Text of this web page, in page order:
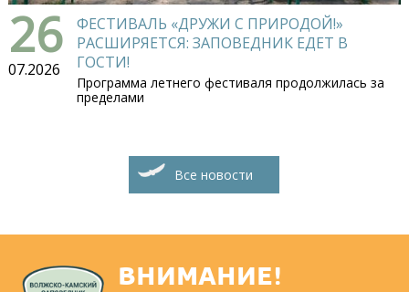
26
07.2026
ФЕСТИВАЛЬ «ДРУЖИ С ПРИРОДОЙ!»
РАСШИРЯЕТСЯ: ЗАПОВЕДНИК ЕДЕТ В
ГОСТИ!
Программа летнего фестиваля продолжилась за
пределами
Все новости
ВНИМАНИЕ!